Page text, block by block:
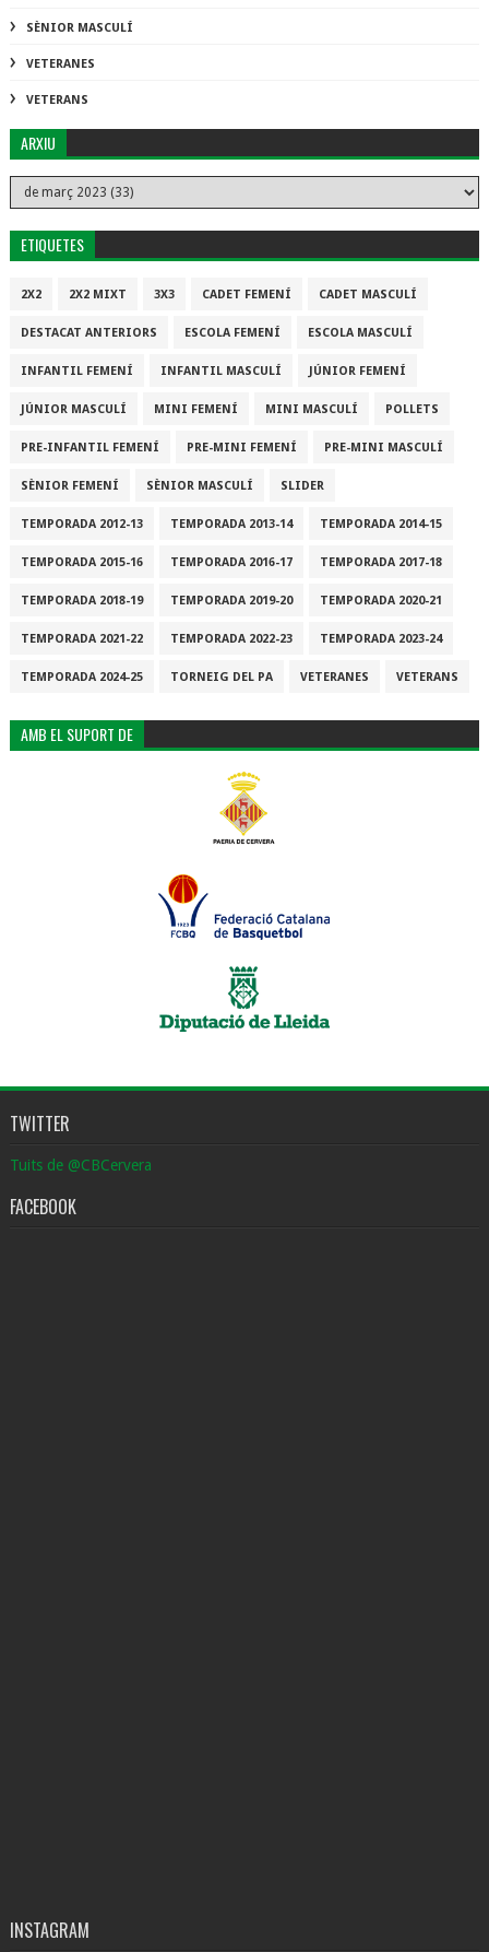
SÈNIOR MASCULÍ
VETERANES
VETERANS
ARXIU
ETIQUETES
2X2 2X2 MIXT 3X3 CADET FEMENÍ CADET MASCULÍ
DESTACAT ANTERIORS ESCOLA FEMENÍ ESCOLA MASCULÍ
INFANTIL FEMENÍ INFANTIL MASCULÍ JÚNIOR FEMENÍ
JÚNIOR MASCULÍ MINI FEMENÍ MINI MASCULÍ POLLETS
PRE-INFANTIL FEMENÍ PRE-MINI FEMENÍ PRE-MINI MASCULÍ
SÈNIOR FEMENÍ SÈNIOR MASCULÍ SLIDER
TEMPORADA 2012-13 TEMPORADA 2013-14 TEMPORADA 2014-15
TEMPORADA 2015-16 TEMPORADA 2016-17 TEMPORADA 2017-18
TEMPORADA 2018-19 TEMPORADA 2019-20 TEMPORADA 2020-21
TEMPORADA 2021-22 TEMPORADA 2022-23 TEMPORADA 2023-24
TEMPORADA 2024-25 TORNEIG DEL PA VETERANES VETERANS
AMB EL SUPORT DE
TWITTER
Tuits de @CBCervera
FACEBOOK
INSTAGRAM